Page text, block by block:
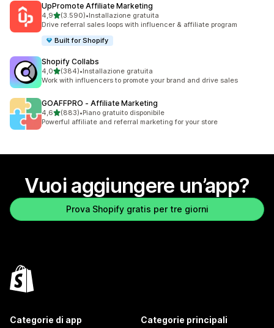
UpPromote Affiliate Marketing
4,9stelle su 5
(3.590)
3590 recensioni totali
•Installazione gratuita
Drive referral sales loops with influencer & affiliate program
Built for Shopify
Shopify Collabs
4,0stelle su 5
(384)
384 recensioni totali
•Installazione gratuita
Work with influencers to promote your brand and drive sales
GOAFFPRO ‑ Affiliate Marketing
4,6stelle su 5
(883)
883 recensioni totali
•Piano gratuito disponibile
Powerful affiliate and referral marketing for your store
Vuoi aggiungere un’app?
Prova Shopify gratis per tre giorni
Categorie di app Categorie principali